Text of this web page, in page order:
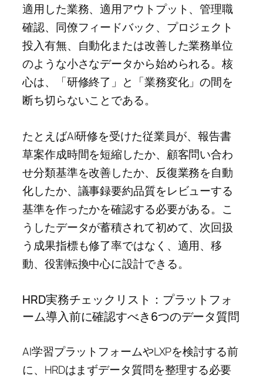
適用した業務、適用アウトプット、管理職
確認、同僚フィードバック、プロジェクト
投入有無、自動化または改善した業務単位
のような小さなデータから始められる。核
心は、「研修終了」と「業務変化」の間を
断ち切らないことである。
たとえばAI研修を受けた従業員が、報告書
草案作成時間を短縮したか、顧客問い合わ
せ分類基準を改善したか、反復業務を自動
化したか、議事録要約品質をレビューする
基準を作ったかを確認する必要がある。こ
うしたデータが蓄積されて初めて、次回扱
う成果指標も修了率ではなく、適用、移
動、役割転換中心に設計できる。
HRD実務チェックリスト：プラットフォ
ーム導入前に確認すべき6つのデータ質問
AI学習プラットフォームやLXPを検討する前
に、HRDはまずデータ質問を整理する必要